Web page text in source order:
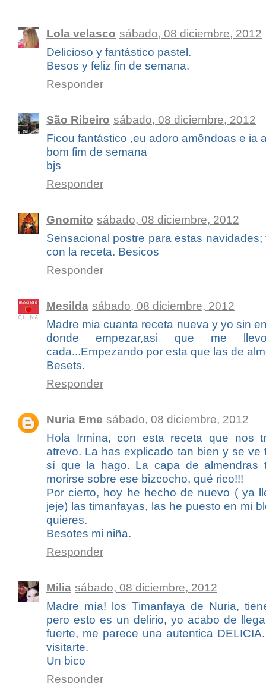
Lola velasco sábado, 08 diciembre, 2012
Delicioso y fantástico pastel.
Besos y feliz fin de semana.
Responder
São Ribeiro sábado, 08 diciembre, 2012
Ficou fantástico ,eu adoro amêndoas e ia
bom fim de semana
bjs
Responder
Gnomito sábado, 08 diciembre, 2012
Sensacional postre para estas
con la receta. Besicos
Responder
Mesilda sábado, 08 diciembre, 2012
Madre mia cuanta receta nueva y yo sin
donde empezar,asi que me
cada...Empezando por esta que las de
Besets.
Responder
Nuria Eme sábado, 08 diciembre, 2012
Hola Irmina, con esta receta que nos
atrevo. La has explicado tan bien y se ve
sí que la hago. La capa de almendras
morirse sobre ese bizcocho, qué rico!!!
Por cierto, hoy he hecho de nuevo ( ya
jeje) las timanfayas, las he puesto en mi
quieres.
Besotes mi niña.
Responder
Milia sábado, 08 diciembre, 2012
Madre mía! los Timanfaya de Nuria,
pero esto es un delirio, yo acabo de
fuerte, me parece una autentica
visitarte.
Un bico
Responder